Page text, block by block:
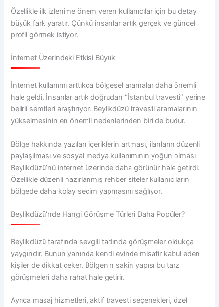
Özellikle ilk izlenime önem veren kullanıcılar için bu detay
büyük fark yaratır. Çünkü insanlar artık gerçek ve güncel
profil görmek istiyor.
İnternet Üzerindeki Etkisi Büyük
İnternet kullanımı arttıkça bölgesel aramalar daha önemli
hale geldi. İnsanlar artık doğrudan “İstanbul travesti” yerine
belirli semtleri araştırıyor. Beylikdüzü travesti aramalarının
yükselmesinin en önemli nedenlerinden biri de budur.
Bölge hakkında yazılan içeriklerin artması, ilanların düzenli
paylaşılması ve sosyal medya kullanımının yoğun olması
Beylikdüzü’nü internet üzerinde daha görünür hale getirdi.
Özellikle düzenli hazırlanmış rehber siteler kullanıcıların
bölgede daha kolay seçim yapmasını sağlıyor.
Beylikdüzü’nde Hangi Görüşme Türleri Daha Popüler?
Beylikdüzü tarafında sevgili tadında görüşmeler oldukça
yaygındır. Bunun yanında kendi evinde misafir kabul eden
kişiler de dikkat çeker. Bölgenin sakin yapısı bu tarz
görüşmeleri daha rahat hale getirir.
Ayrıca masaj hizmetleri, aktif travesti seçenekleri, özel